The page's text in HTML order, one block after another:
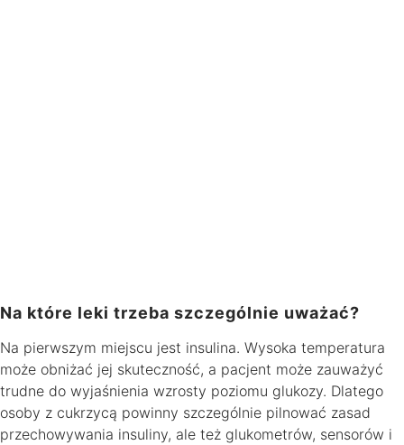
Na które leki trzeba szczególnie uważać?
Na pierwszym miejscu jest insulina. Wysoka temperatura
może obniżać jej skuteczność, a pacjent może zauważyć
trudne do wyjaśnienia wzrosty poziomu glukozy. Dlatego
osoby z cukrzycą powinny szczególnie pilnować zasad
przechowywania insuliny, ale też glukometrów, sensorów i